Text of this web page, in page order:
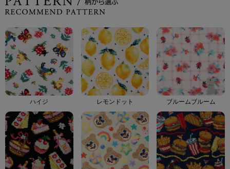
ハイジ レモンドット ブルームブルーム